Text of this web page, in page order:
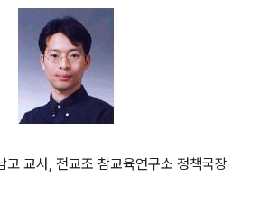
고 교사, 전교조 참교육연구소 정책국장